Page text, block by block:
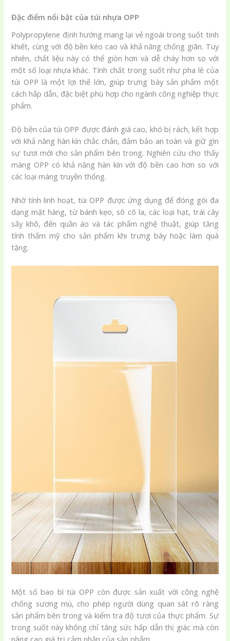
Đặc điểm nổi bật của túi nhựa OPP
Polypropylene định hướng mang lại vẻ ngoài trong suốt tinh
khiết, cùng với độ bền kéo cao và khả năng chống giãn. Tuy
nhiên, chất liệu này có thể giòn hơn và dễ cháy hơn so với
một số loại nhựa khác. Tính chất trong suốt như pha lê của
túi OPP là một lợi thế lớn, giúp trưng bày sản phẩm một
cách hấp dẫn, đặc biệt phù hợp cho ngành công nghiệp thực
phẩm.
Độ bền của túi OPP được đánh giá cao, khó bị rách, kết hợp
với khả năng hàn kín chắc chắn, đảm bảo an toàn và giữ gìn
sự tươi mới cho sản phẩm bên trong. Nghiên cứu cho thấy
màng OPP có khả năng hàn kín với độ bền cao hơn so với
các loại màng truyền thống.
Nhờ tính linh hoạt, túi OPP được ứng dụng để đóng gói đa
dạng mặt hàng, từ bánh kẹo, sô cô la, các loại hạt, trái cây
sấy khô, đến quần áo và tác phẩm nghệ thuật, giúp tăng
tính thẩm mỹ cho sản phẩm khi trưng bày hoặc làm quà
tặng.
Một số bao bì túi OPP còn được sản xuất với công nghệ
chống sương mù, cho phép người dùng quan sát rõ ràng
sản phẩm bên trong và kiểm tra độ tươi của thực phẩm. Sự
trong suốt này không chỉ tăng sức hấp dẫn thị giác mà còn
nâng cao giá trị cảm nhận của sản phẩm.